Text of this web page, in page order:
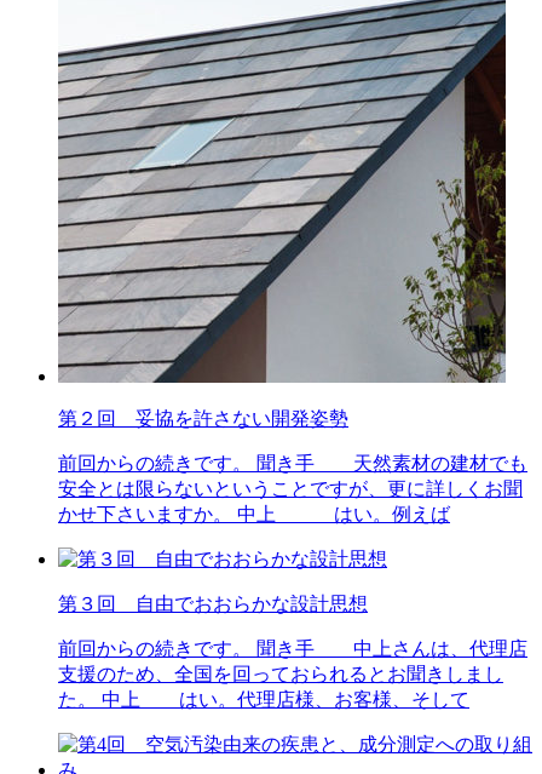
第２回 妥協を許さない開発姿勢
前回からの続きです。 聞き手 天然素材の建材でも
安全とは限らないということですが、更に詳しくお聞
かせ下さいますか。 中上 はい。例えば
第３回 自由でおおらかな設計思想
前回からの続きです。 聞き手 中上さんは、代理店
支援のため、全国を回っておられるとお聞きしまし
た。 中上 はい。代理店様、お客様、そして